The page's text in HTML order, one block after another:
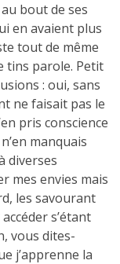
bout de ses
en avaient plus
tout de même
tins parole. Petit
: oui, sans
ne faisait pas le
pris conscience
manquais
diverses
mes envies mais
les savourant
s’étant
vous dites-
j’apprenne la